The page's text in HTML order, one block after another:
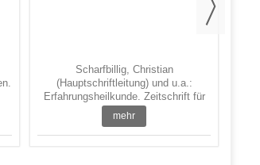
Scharfbillig, Christian
(Hauptschriftleitung) und u.a.:
Erfahrungsheilkunde. Zeitschrift für
...
mehr